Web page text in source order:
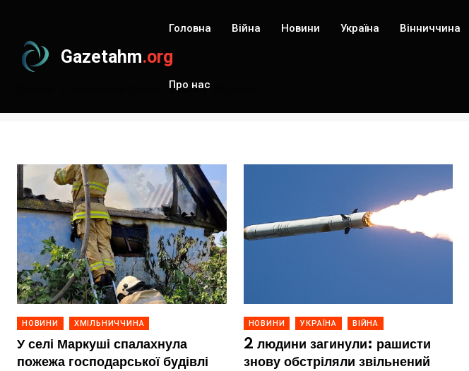
Gazetahm.org
Головна Війна Новини Україна Вінниччина
Про нас
Результати пошуку по запиту: #будівля
НОВИНИ ХМІЛЬНИЧЧИНА
У селі Маркуші спалахнула
пожежа господарської будівлі
НОВИНИ УКРАЇНА ВІЙНА
2 людини загинули: рашисти
знову обстріляли звільнений